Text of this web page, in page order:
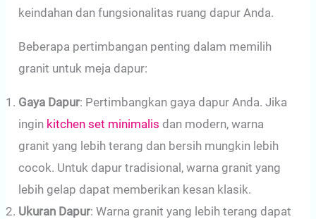
keindahan dan fungsionalitas ruang dapur Anda.
Beberapa pertimbangan penting dalam memilih
granit untuk meja dapur:
Gaya Dapur: Pertimbangkan gaya dapur Anda. Jika
ingin kitchen set minimalis dan modern, warna
granit yang lebih terang dan bersih mungkin lebih
cocok. Untuk dapur tradisional, warna granit yang
lebih gelap dapat memberikan kesan klasik.
Ukuran Dapur: Warna granit yang lebih terang dapat